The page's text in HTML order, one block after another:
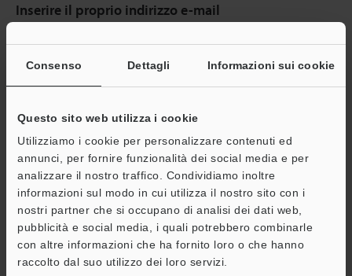
Consenso Dettagli Informazioni sui cookie
Questo sito web utilizza i cookie
Utilizziamo i cookie per personalizzare contenuti ed
annunci, per fornire funzionalità dei social media e per
analizzare il nostro traffico. Condividiamo inoltre
informazioni sul modo in cui utilizza il nostro sito con i
nostri partner che si occupano di analisi dei dati web,
pubblicità e social media, i quali potrebbero combinarle
con altre informazioni che ha fornito loro o che hanno
raccolto dal suo utilizzo dei loro servizi.
Inserire il proprio indirizzo e-mail
Se non è ancora registrato, inserisca il suo indirizzo email qui
sotto e clicchi su "Continua" per completare la registrazione.
Indirizzo e-mail (obbligatorio)
Continua